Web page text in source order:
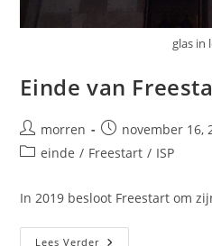
glas in
Einde van
Bericht
auteur:
morren
Bericht
gepubliceerd
november 16,
Berichtcategorie:
einde / Freestart / ISP
In 2019 besloot Freestart om
Lees VerderEinde